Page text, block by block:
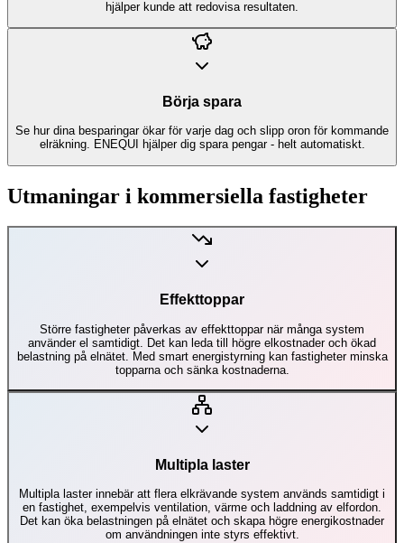
hjälper kunde att redovisa resultaten.
Börja spara
Se hur dina besparingar ökar för varje dag och slipp oron för kommande
elräkning. ENEQUI hjälper dig spara pengar - helt automatiskt.
Utmaningar i kommersiella fastigheter
Effekttoppar
Större fastigheter påverkas av effekttoppar när många system
använder el samtidigt. Det kan leda till högre elkostnader och ökad
belastning på elnätet. Med smart energistyrning kan fastigheter minska
topparna och sänka kostnaderna.
Multipla laster
Multipla laster innebär att flera elkrävande system används samtidigt i
en fastighet, exempelvis ventilation, värme och laddning av elfordon.
Det kan öka belastningen på elnätet och skapa högre energikostnader
om användningen inte styrs effektivt.